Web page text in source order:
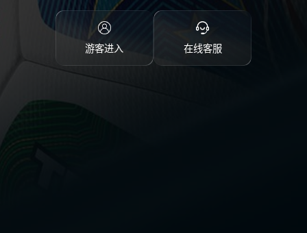
游客进入 在线客服